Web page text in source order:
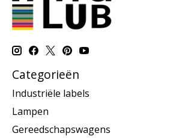
Categorieën
Industriële labels
Lampen
Gereedschapswagens